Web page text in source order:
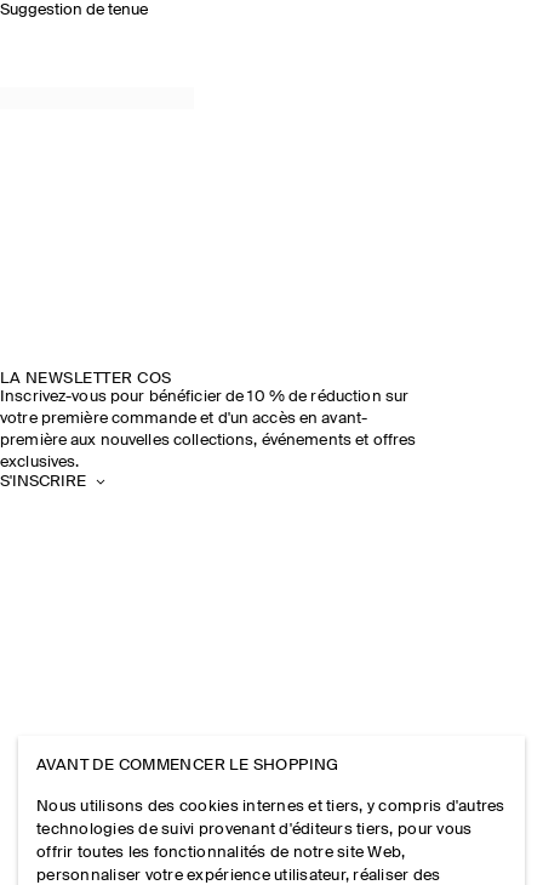
Suggestion de tenue
LA NEWSLETTER COS
Inscrivez-vous pour bénéficier de 10 % de réduction sur
votre première commande et d'un accès en avant-
première aux nouvelles collections, événements et offres
exclusives.
S'INSCRIRE
AVANT DE COMMENCER LE SHOPPING
Nous utilisons des cookies internes et tiers, y compris d'autres
technologies de suivi provenant d'éditeurs tiers, pour vous
offrir toutes les fonctionnalités de notre site Web,
personnaliser votre expérience utilisateur, réaliser des